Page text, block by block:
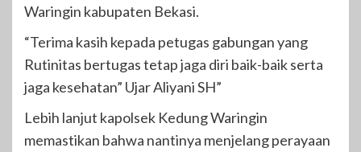
Waringin kabupaten Bekasi.
“Terima kasih kepada petugas gabungan yang
Rutinitas bertugas tetap jaga diri baik-baik serta
jaga kesehatan” Ujar Aliyani SH”
Lebih lanjut kapolsek Kedung Waringin
memastikan bahwa nantinya menjelang perayaan